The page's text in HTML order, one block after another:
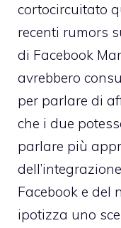
cortocircuitato
recenti rumors
di Facebook
avrebbero
per parlare di
che i due
parlare più
Facebook e del
ipotizza uno